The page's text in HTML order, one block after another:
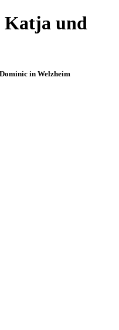
Katja und
in Welzheim